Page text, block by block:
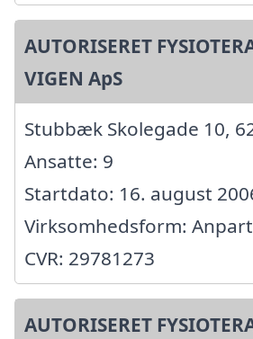
AUTORISERET
VIGEN ApS
Stubbæk Skolegade 10,
Ansatte: 9
Startdato: 16. august
Virksomhedsform:
CVR: 29781273
AUTORISERET